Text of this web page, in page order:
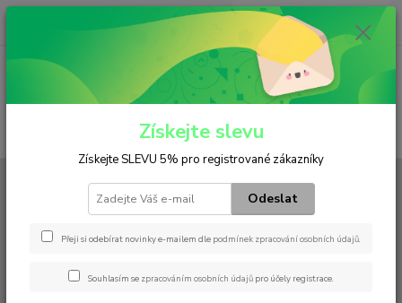
(Po-Pá, 6:30-15 hod.)
ks
0 Kč
H 116 KIT
Získejte slevu
Získejte SLEVU 5% pro registrované zákazníky
Odeslat
Přeji si odebírat novinky e-mailem dle podmínek zpracování osobních údajů.
Souhlasím se zpracováním osobních údajů pro účely registrace.